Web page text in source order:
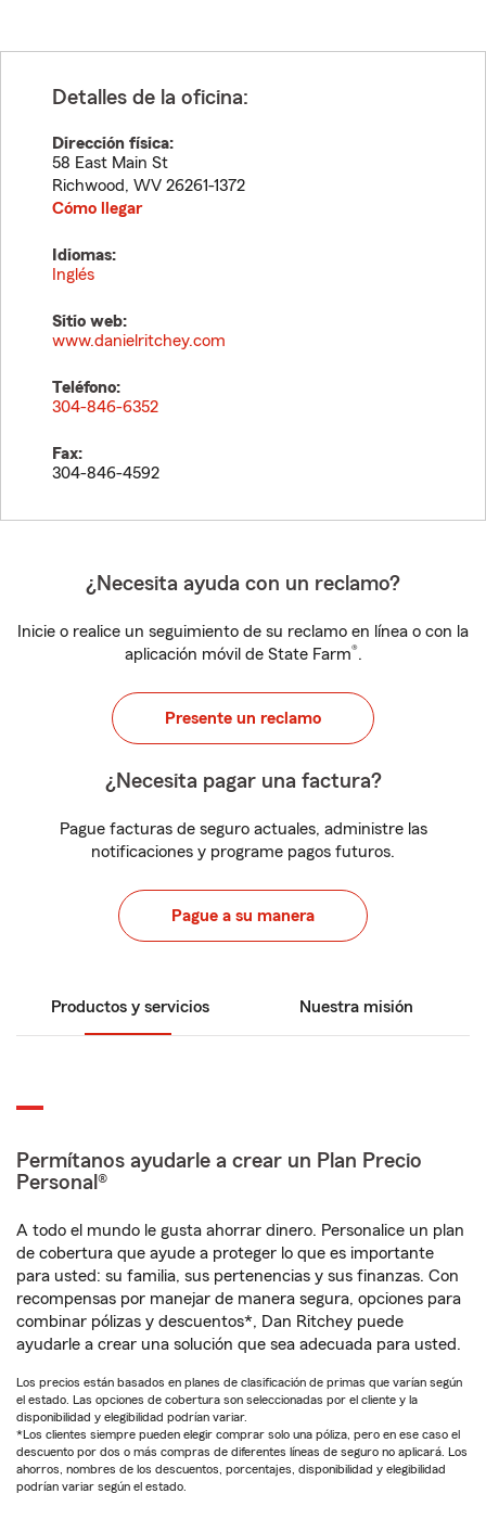
Detalles de la oficina:
Dirección física:
58 East Main St
Richwood, WV 26261-1372
Cómo llegar
Idiomas:
Inglés
Sitio web:
www.danielritchey.com
Teléfono:
304-846-6352
Fax:
304-846-4592
¿Necesita ayuda con un reclamo?
Inicie o realice un seguimiento de su reclamo en línea o con la
aplicación móvil de State Farm®.
Presente un reclamo
¿Necesita pagar una factura?
Pague facturas de seguro actuales, administre las
notificaciones y programe pagos futuros.
Pague a su manera
Productos y servicios Nuestra misión
Permítanos ayudarle a crear un Plan Precio
Personal®
A todo el mundo le gusta ahorrar dinero. Personalice un plan
de cobertura que ayude a proteger lo que es importante
para usted: su familia, sus pertenencias y sus finanzas. Con
recompensas por manejar de manera segura, opciones para
combinar pólizas y descuentos*, Dan Ritchey puede
ayudarle a crear una solución que sea adecuada para usted.
Los precios están basados en planes de clasificación de primas que varían según
el estado. Las opciones de cobertura son seleccionadas por el cliente y la
disponibilidad y elegibilidad podrían variar.
*Los clientes siempre pueden elegir comprar solo una póliza, pero en ese caso el
descuento por dos o más compras de diferentes líneas de seguro no aplicará. Los
ahorros, nombres de los descuentos, porcentajes, disponibilidad y elegibilidad
podrían variar según el estado.